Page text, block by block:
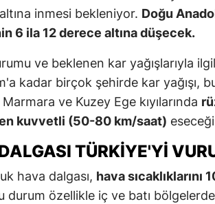
inmesi bekleniyor. Doğu
6 ila 12 derece altına düşecek.
ve beklenen kar yağışlarıyla
kadar birçok şehirde kar yağışı,
ve Kuzey Ege kıyılarında
kuvvetli (50-80 km/saat)
TÜRKIYE'YI
hava dalgası, hava sıcaklıklarını
durum özellikle iç ve batı